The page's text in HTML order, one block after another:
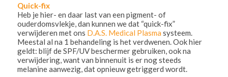
Quick-fix
Heb je hier- en daar last van een pigment- of
ouderdomsvlekje, dan kunnen we dat “quick-fix”
verwijderen met ons D.A.S. Medical Plasma systeem.
Meestal al na 1 behandeling is het verdwenen. Ook hier
geldt: blijf de SPF/UV beschermer gebruiken, ook na
verwijdering, want van binnenuit is er nog steeds
melanine aanwezig, dat opnieuw getriggerd wordt.